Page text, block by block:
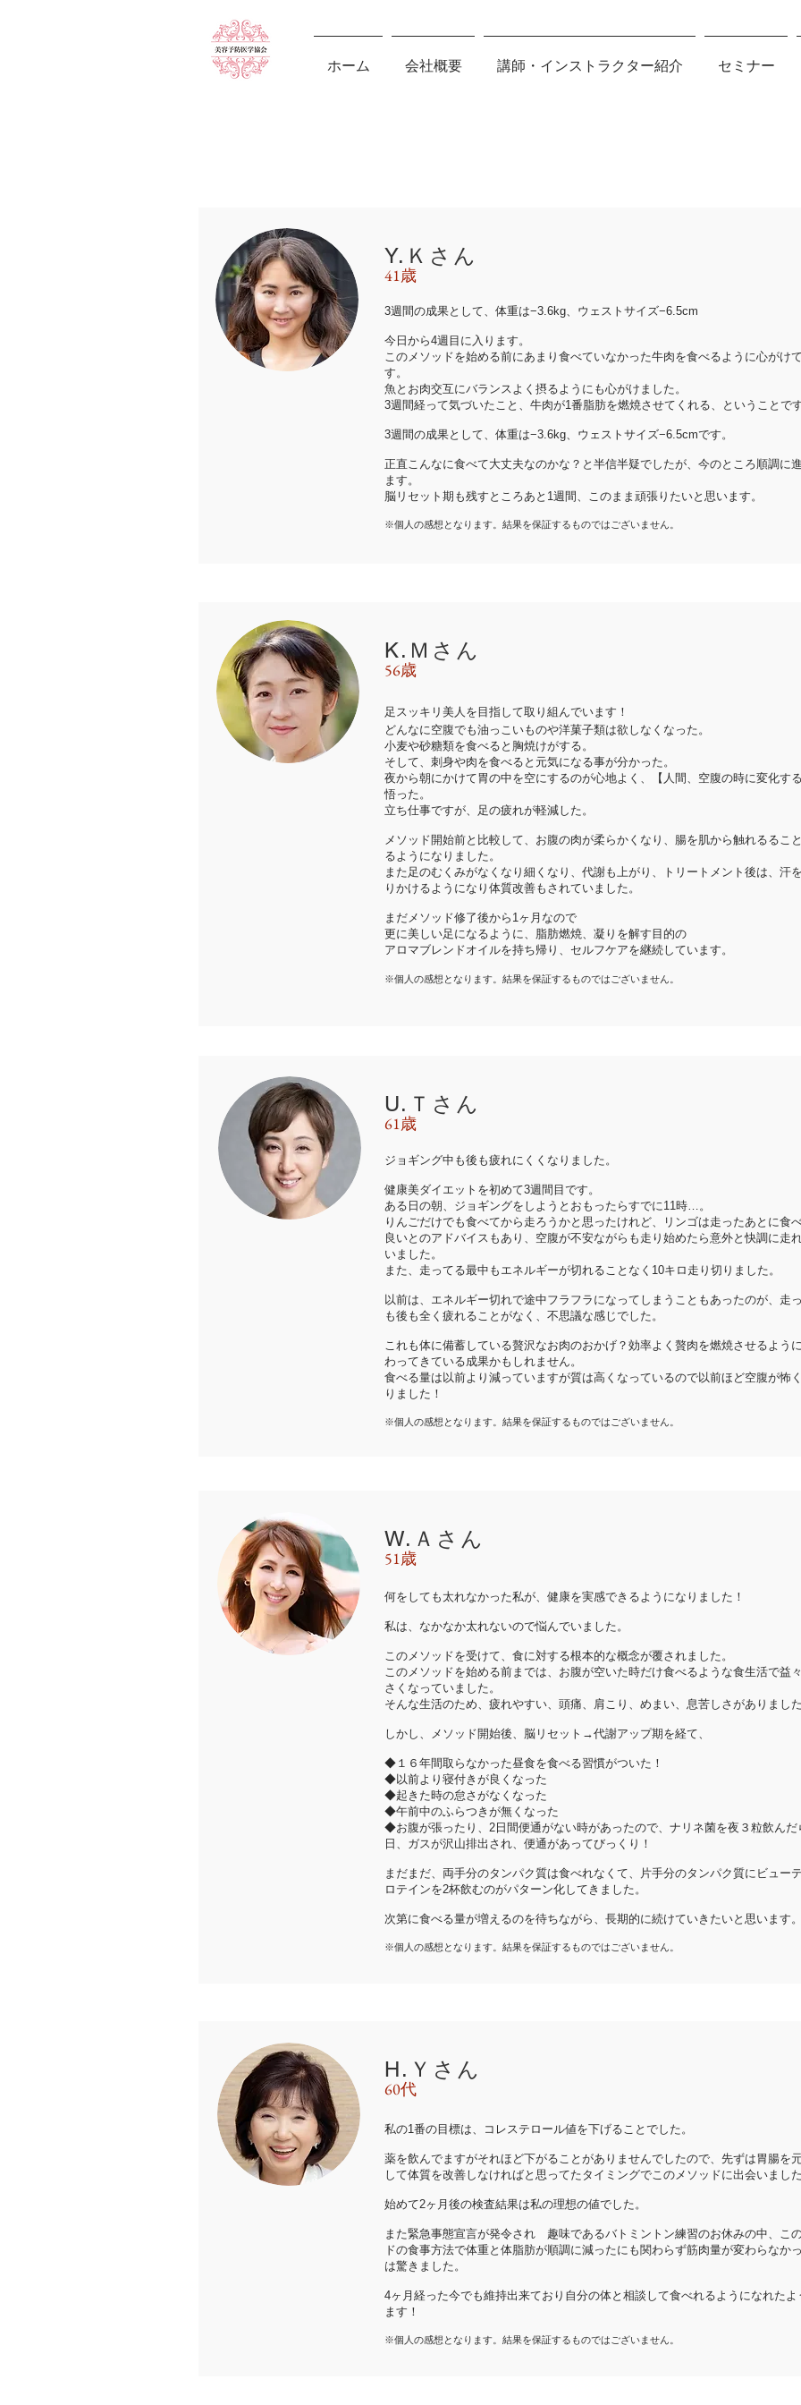
ホーム 会社概要 講師・インストラクター紹介 セミナー
41歳
Y.Ｋさん
3週間の成果として、体重は−3.6kg、ウェストサイズ−6.5cm
今日から4週目に入ります。
このメソッドを始める前にあまり食べていなかった牛肉を食べるように心がけ
す。
魚とお肉交互にバランスよく摂るようにも心がけました。
3週間経って気づいたこと、牛肉が1番脂肪を燃焼させてくれる、ということで
3週間の成果として、体重は−3.6kg、ウェストサイズ−6.5cmです。
正直こんなに食べて大丈夫なのかな？と半信半疑でしたが、今のところ順調に
ます。
脳リセット期も残すところあと1週間、このまま頑張りたいと思います。
※個人の感想となります。結果を保証するものではございません。
56歳
K.Ｍさん
足スッキリ美人を目指して取り組んでいます！
どんなに空腹でも油っこいものや洋菓子類は欲しなくなった。
小麦や砂糖類を食べると胸焼けがする。
そして、刺身や肉を食べると元気になる事が分かった。
夜から朝にかけて胃の中を空にするのが心地よく、【人間、空腹の時に変化す
悟った。
立ち仕事ですが、足の疲れが軽減した。
メソッド開始前と比較して、お腹の肉が柔らかくなり、腸を肌から触れるるこ
るようになりました。
また足のむくみがなくなり細くなり、代謝も上がり、トリートメント後は、汗
りかけるようになり体質改善もされていました。
まだメソッド修了後から1ヶ月なので
更に美しい足になるように、脂肪燃焼、凝りを解す目的の
アロマブレンドオイルを持ち帰り、セルフケアを継続しています。
※個人の感想となります。結果を保証するものではございません。
61歳
U.Ｔさん
ジョギング中も後も疲れにくくなりました。
健康美ダイエットを初めて3週間目です。
ある日の朝、ジョギングをしようとおもったらすでに11時…。
りんごだけでも食べてから走ろうかと思ったけれど、リンゴは走ったあとに食
良いとのアドバイスもあり、空腹が不安ながらも走り始めたら意外と快調に走
いました。
また、走ってる最中もエネルギーが切れることなく10キロ走り切りました。
以前は、エネルギー切れで途中フラフラになってしまうこともあったのが、走
も後も全く疲れることがなく、不思議な感じでした。
これも体に備蓄している贅沢なお肉のおかげ？効率よく贅肉を燃焼させるよう
わってきている成果かもしれません。
食べる量は以前より減っていますが質は高くなっているので以前ほど空腹が怖
りました！
※個人の感想となります。結果を保証するものではございません。
51歳
W.Ａさん
何をしても太れなかった私が、健康を実感できるようになりました！
私は、なかなか太れないので悩んでいました。
このメソッドを受けて、食に対する根本的な概念が覆されました。
このメソッドを始める前までは、お腹が空いた時だけ食べるような食生活で益
さくなっていました。
そんな生活のため、疲れやすい、頭痛、肩こり、めまい、息苦しさがありました
しかし、メソッド開始後、脳リセット→代謝アップ期を経て、
◆１６年間取らなかった昼食を食べる習慣がついた！
◆以前より寝付きが良くなった
◆起きた時の怠さがなくなった
◆午前中のふらつきが無くなった
◆お腹が張ったり、2日間便通がない時があったので、ナリネ菌を夜３粒飲んだ
日、ガスが沢山排出され、便通があってびっくり！
まだまだ、両手分のタンパク質は食べれなくて、片手分のタンパク質にビュー
ロテインを2杯飲むのがパターン化してきました。
次第に食べる量が増えるのを待ちながら、長期的に続けていきたいと思います。
※個人の感想となります。結果を保証するものではございません。
60代
H.Ｙさん
私の1番の目標は、コレステロール値を下げることでした。
薬を飲んでますがそれほど下がることがありませんでしたので、先ずは胃腸を
して体質を改善しなければと思ってたタイミングでこのメソッドに出会いました
始めて2ヶ月後の検査結果は私の理想の値でした。
また緊急事態宣言が発令され 趣味であるバトミントン練習のお休みの中、こ
ドの食事方法で体重と体脂肪が順調に減ったにも関わらず筋肉量が変わらなか
は驚きました。
4ヶ月経った今でも維持出来ており自分の体と相談して食べれるようになれたよ
ます！
※個人の感想となります。結果を保証するものではございません。